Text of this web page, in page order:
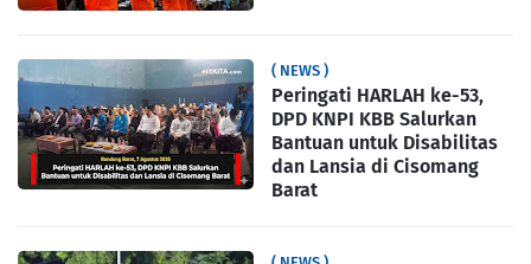
( NEWS )
Peringati HARLAH ke-53,
DPD KNPI KBB Salurkan
Bantuan untuk Disabilitas
dan Lansia di Cisomang
Barat